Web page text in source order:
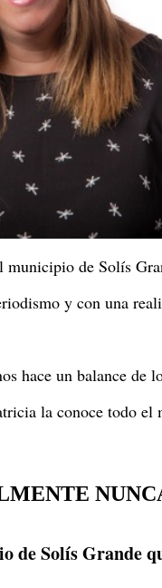
de Solís
y con una
hace un balance de
la conoce todo el
de Solís Grande